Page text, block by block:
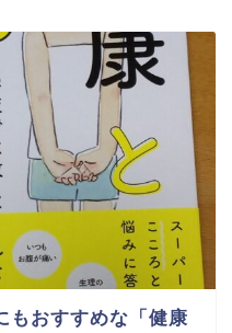
もおすすめな「健康